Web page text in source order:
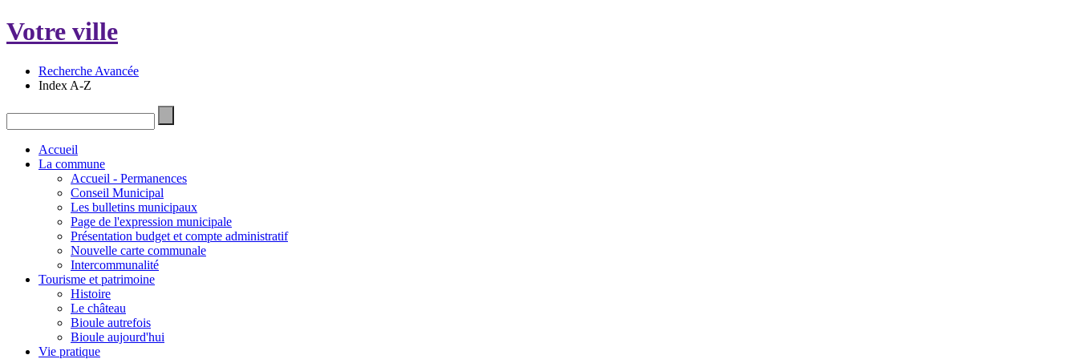
Votre ville
Recherche Avancée
Index A-Z
Accueil
La commune
Accueil - Permanences
Conseil Municipal
Les bulletins municipaux
Page de l'expression municipale
Présentation budget et compte administratif
Nouvelle carte communale
Intercommunalité
Tourisme et patrimoine
Histoire
Le château
Bioule autrefois
Bioule aujourd'hui
Vie pratique